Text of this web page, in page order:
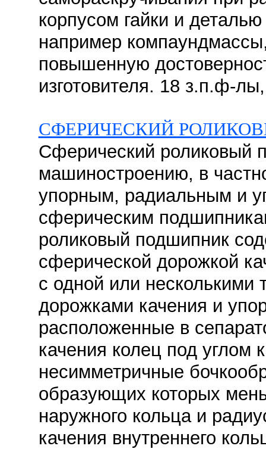
корпусом гайки и
например
повышенную
изготовителя. 18 з.п.ф-
СФЕРИЧЕСКИЙ
Сферический роликовый
машиностроению, в
упорным, радиальным и
сферическим
роликовый подшипник
сферической дорожкой
с одной или несколькими
дорожками качения и
расположенные в
качения колец под углом
несимметричные
образующих которых
наружного кольца и
качения внутреннего